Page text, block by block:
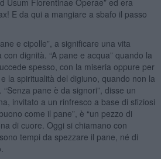
E da qui a mangiare a sbafo il passo
e cipolle”, a significare una vita
dignità. “A pane e acqua” quando la
spesso, con la miseria oppure per
la spiritualità del digiuno, quando non la
pane è da signori”, disse un
invitato a un rinfresco a base di sfiziosi
come il pane”, è “un pezzo di
di cuore. Oggi si chiamano con
tempi da spezzare il pane, né di